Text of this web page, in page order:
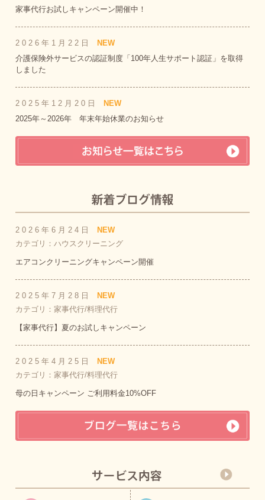
家事代行お試しキャンペーン開催中！
2026年1月22日
NEW
介護保険外サービスの認証制度「100年人生サポート認証」を取得
しました
2025年12月20日
NEW
2025年～2026年 年末年始休業のお知らせ
2026年6月24日
NEW
カテゴリ：ハウスクリーニング
エアコンクリーニングキャンペーン開催
2025年7月28日
NEW
カテゴリ：家事代行/料理代行
【家事代行】夏のお試しキャンペーン
2025年4月25日
NEW
カテゴリ：家事代行/料理代行
母の日キャンペーン ご利用料金10%OFF